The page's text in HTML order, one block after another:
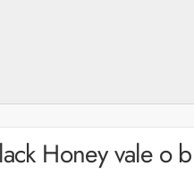
Honey vale o